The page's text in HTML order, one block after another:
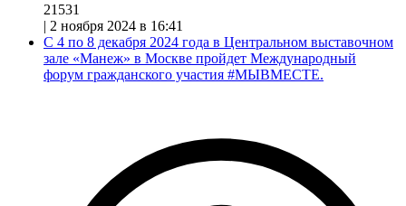
21531
| 2 ноября 2024 в 16:41
С 4 по 8 декабря 2024 года в Центральном выставочном
зале «Манеж» в Москве пройдет Международный
форум гражданского участия #МЫВМЕСТЕ.